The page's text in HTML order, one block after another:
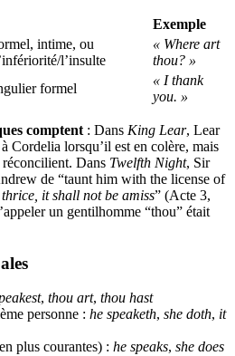
Exemple
intime, ou
l’insulte
« Where art
thou? »
formel
« I thank
you. »
comptent : Dans King Lear, Lear
Cordelia lorsqu’il est en colère, mais
réconcilient. Dans Twelfth Night, Sir
de “taunt him with the license of
it shall not be amiss” (Acte 3,
un gentilhomme “thou” était
, thou art, thou hast
personne : he speaketh, she doth, it
plus courantes) : he speaks, she does